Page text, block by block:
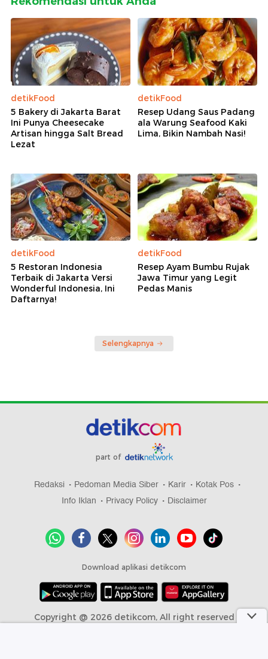
detikFood
5 Bakery di Jakarta Barat
Ini Punya Cheesecake
Artisan hingga Salt Bread
Lezat
detikFood
Resep Udang Saus Padang
ala Warung Seafood Kaki
Lima, Bikin Nambah Nasi!
detikFood
5 Restoran Indonesia
Terbaik di Jakarta Versi
Wonderful Indonesia, Ini
Daftarnya!
detikFood
Resep Ayam Bumbu Rujak
Jawa Timur yang Legit
Pedas Manis
Selengkapnya
part of
Redaksi Pedoman Media Siber Karir
Kotak Pos
Info Iklan
Privacy Policy Disclaimer
Download aplikasi detikcom
Copyright @ 2026 detikcom, All right reserved